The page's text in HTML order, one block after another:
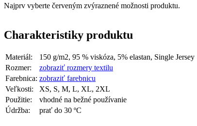
Najprv vyberte červeným zvýraznené možnosti produktu.
Charakteristiky produktu
Materiál:
150 g/m2, 95 % viskóza, 5% elastan, Single Jersey
Rozmer:
zobraziť rozmery textilu
Farebnica: zobraziť farebnicu
Veľkosti:
XS, S, M, L, XL, 2XL
Použitie:
vhodné na bežné používanie
Údržba:
prať do 30 ºC